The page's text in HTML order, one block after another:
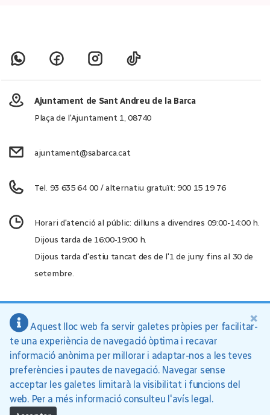
Ajuntament de Sant Andreu de la Barca
Plaça de l'Ajuntament 1, 08740
ajuntament@sabarca.cat
Tel. 93 635 64 00 / alternatiu gratuït: 900 15 19 76
Horari d'atenció al públic: dilluns a divendres 09:00-14:00 h.
Dijous tarda de 16:00-19:00 h.
Dijous tarda d'estiu tancat des de l'1 de juny fins al 30 de
setembre.
Ajuntament de Sant Andreu de la Barca, 2026
Política de privacitat
Aquest lloc web fa servir galetes pròpies per facilitar-
te una experiència de navegació òptima i recavar
informació anònima per millorar i adaptar-nos a les teves
preferències i pautes de navegació. Navegar sense
acceptar les galetes limitarà la visibilitat i funcions del
web. Per a més informació consulteu l'avís legal.
×